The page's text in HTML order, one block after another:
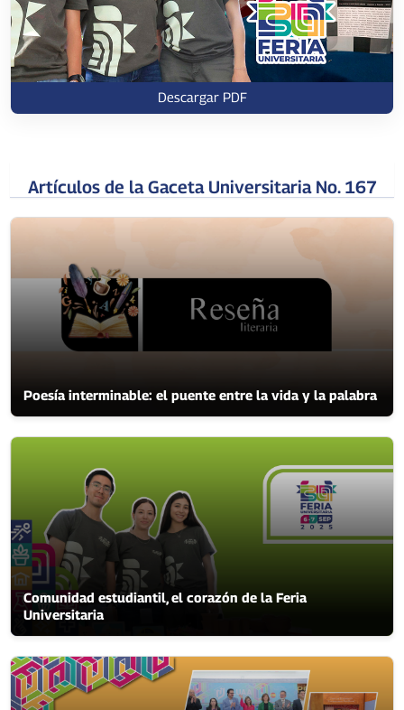
Artículos de la Gaceta Universitaria No. 167
Poesía interminable: el puente entre la vida y la palabra
Comunidad estudiantil, el corazón de la Feria
Universitaria
Descargar PDF